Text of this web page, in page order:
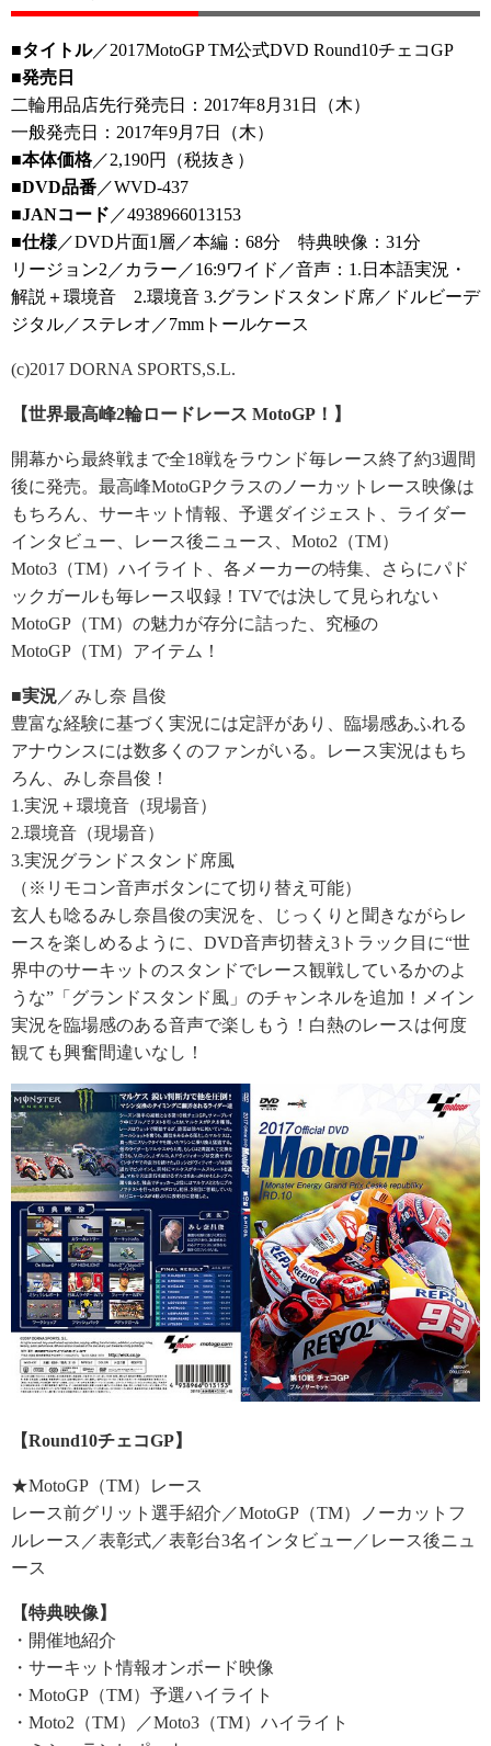
■タイトル／2017MotoGP TM公式DVD Round10チェコGP
■発売日
二輪用品店先行発売日：2017年8月31日（木）
一般発売日：2017年9月7日（木）
■本体価格／2,190円（税抜き）
■DVD品番／WVD-437
■JANコード ／4938966013153
■仕様／DVD片面1層／本編：68分 特典映像：31分
リージョン2／カラー／16:9ワイド／音声：1.日本語実況・
解説＋環境音 2.環境音 3.グランドスタンド席／ドルビーデ
ジタル／ステレオ／7mmトールケース
(c)2017 DORNA SPORTS,S.L.
【世界最高峰2輪ロードレース MotoGP！】
開幕から最終戦まで全18戦をラウンド毎レース終了約3週間
後に発売。最高峰MotoGPクラスのノーカットレース映像は
もちろん、サーキット情報、予選ダイジェスト、ライダー
インタビュー、レース後ニュース、Moto2（TM）
Moto3（TM）ハイライト、各メーカーの特集、さらにパド
ックガールも毎レース収録！TVでは決して見られない
MotoGP（TM）の魅力が存分に詰った、究極の
MotoGP（TM）アイテム！
■実況 ／みし奈 昌俊
豊富な経験に基づく実況には定評があり、臨場感あふれる
アナウンスには数多くのファンがいる。レース実況はもち
ろん、みし奈昌俊！
1.実況＋環境音（現場音）
2.環境音（現場音）
3.実況グランドスタンド席風
（※リモコン音声ボタンにて切り替え可能）
玄人も唸るみし奈昌俊の実況を、じっくりと聞きながらレ
ースを楽しめるように、DVD音声切替え3トラック目に“世
界中のサーキットのスタンドでレース観戦しているかのよ
うな”「グランドスタンド風」のチャンネルを追加！メイン
実況を臨場感のある音声で楽しもう！白熱のレースは何度
観ても興奮間違いなし！
【Round10チェコGP】
★MotoGP（TM）レース
レース前グリット選手紹介／MotoGP（TM）ノーカットフ
ルレース／表彰式／表彰台3名インタビュー／レース後ニュ
ース
【特典映像】
・開催地紹介
・サーキット情報オンボード映像
・MotoGP（TM）予選ハイライト
・Moto2（TM）／Moto3（TM）ハイライト